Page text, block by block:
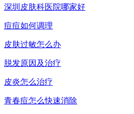
深圳皮肤科医院哪家好
痘痘如何调理
皮肤过敏怎么办
脱发原因及治疗
皮炎怎么治疗
青春痘怎么快速消除